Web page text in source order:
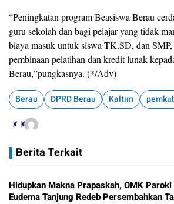
“Peningkatan program Beasiswa Berau
guru sekolah dan bagi pelajar yang tidak
biaya masuk untuk siswa TK,SD, dan SMP,
pembinaan pelatihan dan kredit lunak
Berau,”pungkasnya. (*/Adv)
Berau DPRD Berau Kaltim
Berita Terkait
Hidupkan Makna Prapaskah, OMK Paroki
Eudema Tanjung Redeb Persembahkan